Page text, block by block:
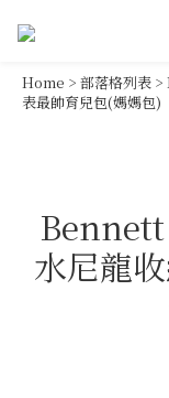
Home > 部落格列表 >
表最帥育兒包(媽媽包)
水尼龍